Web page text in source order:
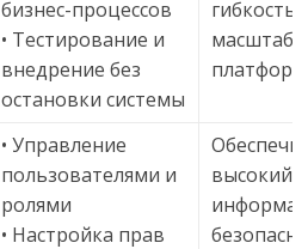
бизнес-процессов
• Тестирование и
внедрение без
остановки системы
гибкость
• Управление
пользователями и
ролями
• Настройка прав
высокий